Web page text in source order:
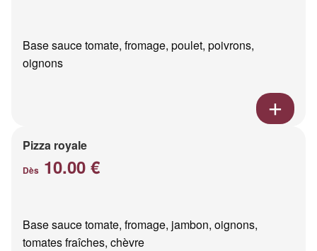
Base sauce tomate, fromage, poulet, poivrons,
oignons
Pizza royale
Dès 10.00 €
Base sauce tomate, fromage, jambon, oignons,
tomates fraîches, chèvre